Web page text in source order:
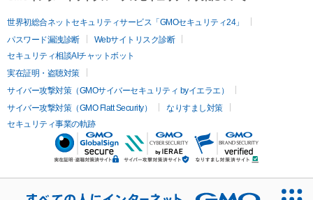
世界初総合ネットセキュリティサービス「GMOセキュリティ24」
パスワード漏洩診断
Webサイトリスク診断
セキュリティ相談AIチャットボット
実在証明・盗聴対策
サイバー攻撃対策（GMOサイバーセキュリティ byイエラエ）
サイバー攻撃対策（GMO Flatt Security）
なりすまし対策
セキュリティ事業の軌跡